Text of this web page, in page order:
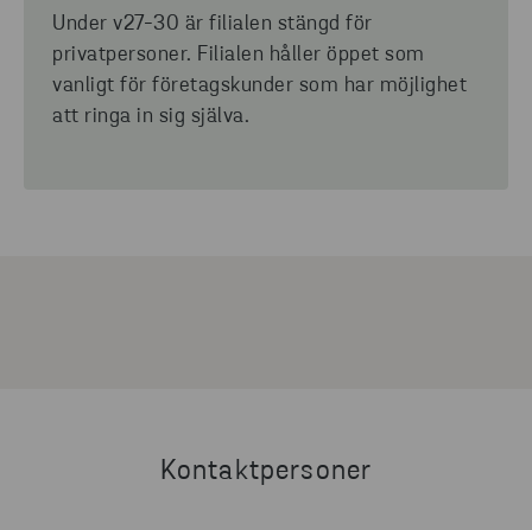
Under v27-30 är filialen stängd för
privatpersoner. Filialen håller öppet som
vanligt för företagskunder som har möjlighet
att ringa in sig själva.
Kontaktpersoner